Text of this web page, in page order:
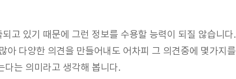
고 있기 때문에 그런 정보를 수용할 능력이 되질 않습니다.
아 다양한 의견을 만들어내도 어차피 그 의견중에 몇가지를
다는 의미라고 생각해 봅니다.